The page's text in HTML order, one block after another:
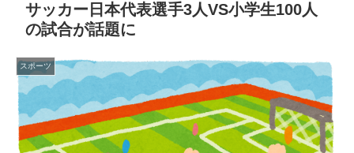
サッカー日本代表選手3人VS小学生100人
の試合が話題に
スポーツ